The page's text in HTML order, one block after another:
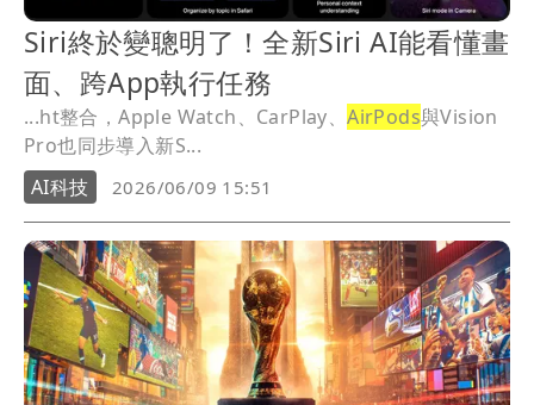
Siri終於變聰明了！全新Siri AI能看懂畫
面、跨App執行任務
...ht整合，Apple Watch、CarPlay、AirPods與Vision
Pro也同步導入新S...
AI科技
2026/06/09 15:51